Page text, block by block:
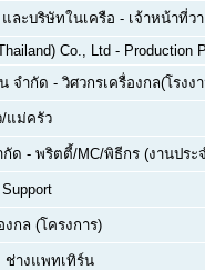
ละบริษัทในเครือ - เจ้าหน้าที่ว
Co., Ltd - Production
จำกัด - วิศวกรเครื่องกล(โรงง
แม่ครัว
กัด - พริตตี้/MC/พิธีกร (งานประ
Support
งกล (โครงการ)
ช่างแพทเทิร์น